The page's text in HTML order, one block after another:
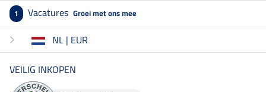
1 Vacatures Groei met ons mee
NL | EUR
VEILIG INKOPEN